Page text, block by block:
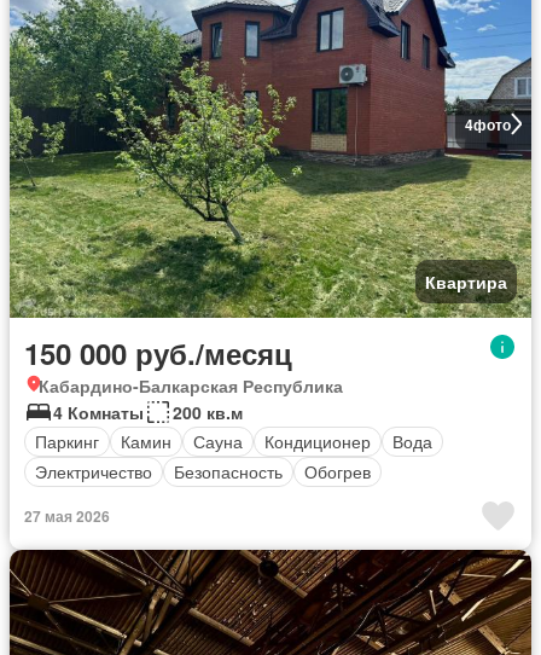
4фото
Квартира
150 000 руб./месяц
Кабардино-Балкарская Республика
4 Комнаты
200 кв.м
Паркинг
Камин Сауна Кондиционер
Вода
Электричество
Безопасность Обогрев
27 мая 2026